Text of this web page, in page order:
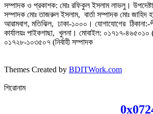
সম্পাদক ও প্রকাশক: মোঃ রফিকুল ইসলাম লাভলু। উপদেষ্টা :
সম্পাদক মোঃ তাজরুল‌‌ ইসলাম, বার্তা সম্পাদক মোঃ জাহিদ
আরামবাগ, মতিঝিল, ঢাকা-১০০০। যোগাযোগের ঠিকানা:-
কার্যালয়ঃ পাইকগাছা, খুলনা। মোবাইল: ০১৭১৭-৪৬৫০১০
০১৭২৮-১০৩৫০৭ (নির্বাহী সম্পাদক
Themes Created by BDITWork.com
শিরোনাম